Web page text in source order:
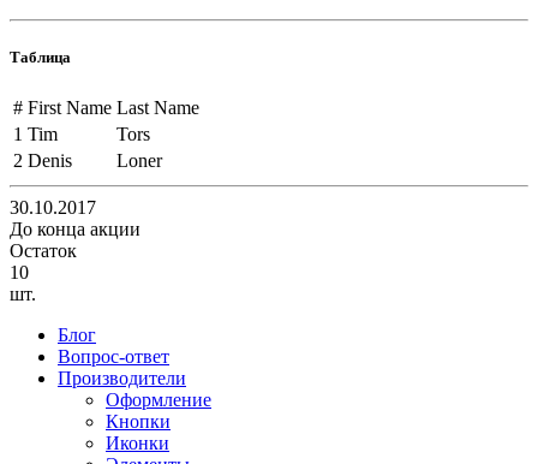
Таблица
# First Name Last Name
1 Tim
Tors
2 Denis Loner
30.10.2017
До конца акции
Остаток
10
шт.
Блог
Вопрос-ответ
Производители
Оформление
Кнопки
Иконки